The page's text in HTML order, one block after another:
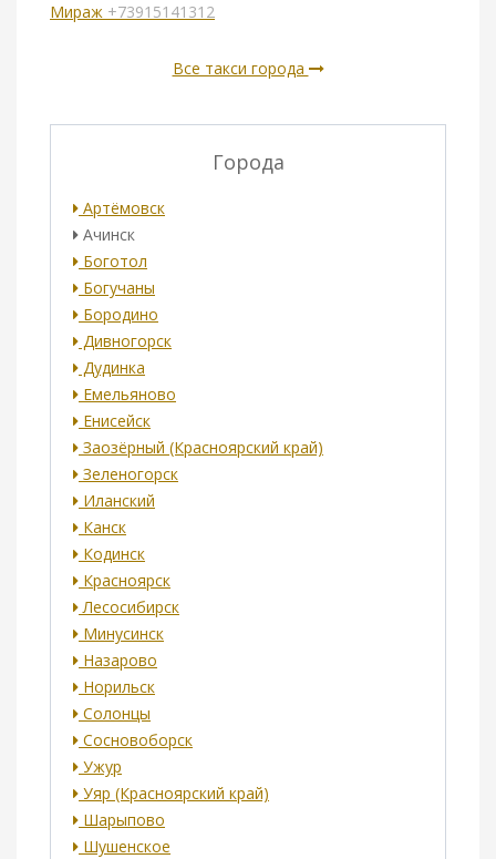
Мираж +73915141312
Все такси города
Города
Артёмовск
Ачинск
Боготол
Богучаны
Бородино
Дивногорск
Дудинка
Емельяново
Енисейск
Заозёрный (Красноярский край)
Зеленогорск
Иланский
Канск
Кодинск
Красноярск
Лесосибирск
Минусинск
Назарово
Норильск
Солонцы
Сосновоборск
Ужур
Уяр (Красноярский край)
Шарыпово
Шушенское